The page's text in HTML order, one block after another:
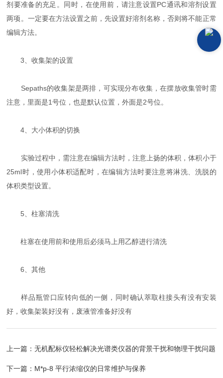
剂要准备的充足。同时，在使用前，请注意设置PC通讯和溶剂设置
两项。一定要在方法设置之前，先设置好溶剂名称，否则将不能正常
编辑方法。
3、收集架的设置
Sepaths的收集架是两排，可实现分布收集，在摆放收集管时需
注意，里面是1号位，也是默认位置，外面是2号位。
4、大小体积的切换
实验过程中，需注意在编辑方法时，注意上扬的体积，体积小于
25ml时，使用小体积适配时，在编辑方法时要注意将淋洗、洗脱的
体积类型设置。
5、柱塞清洗
柱塞在使用前和使用后必须马上用乙醇进行清洗
6、其他
样品瓶管口应转向低的一侧，同时确认萃取柱接头有没有安装
好，收集架装好没有，废液管准备好没有
上一篇：无机配标仪轻松解决光谱类仪器的背景干扰和物理干扰问题
下一篇： M*p-8 平行浓缩仪的日常维护与保养